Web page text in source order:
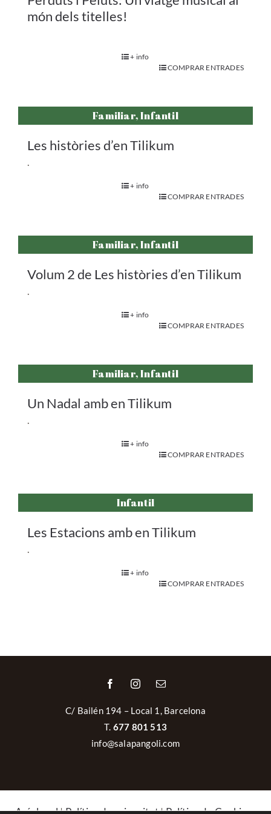
món dels titelles!
+ info
COMPRAR ENTRADES
Familiar, Infantil
Les històries d’en Tilikum
.
+ info
COMPRAR ENTRADES
Familiar, Infantil
Volum 2 de Les històries d’en Tilikum
.
+ info
COMPRAR ENTRADES
Familiar, Infantil
Un Nadal amb en Tilikum
.
+ info
COMPRAR ENTRADES
Infantil
Les Estacions amb en Tilikum
.
+ info
COMPRAR ENTRADES
C/ Bailén 194 – Local 1, Barcelona
T. 677 801 513
info@salapangoli.com